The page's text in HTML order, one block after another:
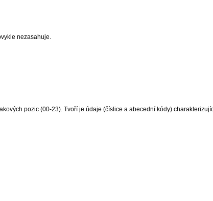
nezasahuje.
pozic (00-23). Tvoří je údaje (číslice a abecední kódy)